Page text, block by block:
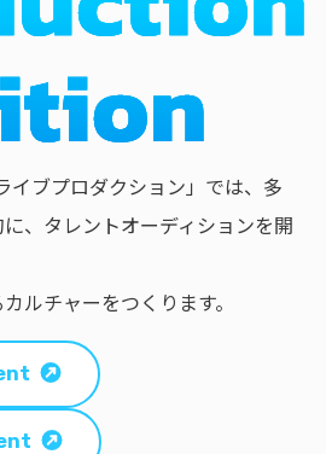
イブプロダクション」では、多
、タレントオーディションを開
ルチャーをつくります。